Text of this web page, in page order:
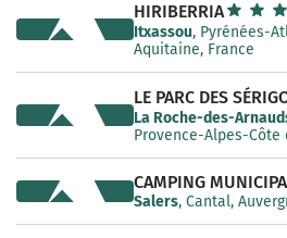
HIRIBERRIA
Itxassou, Pyrénées-
Aquitaine, France
LE PARC DES
La Roche-des-
Provence-Alpes-Côte
CAMPING
Salers, Cantal,